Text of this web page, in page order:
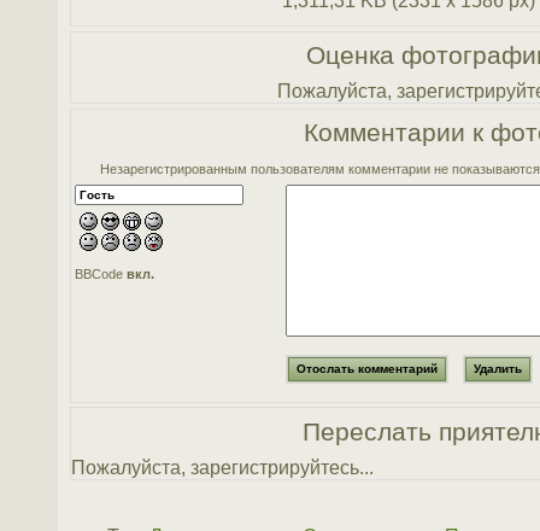
Оценка
Пожалуйста,
Комментарии к
Незарегистрированным пользователям комментарии не
BBCodeвкл.
Переслать
Пожалуйста, зарегистрируйтесь...